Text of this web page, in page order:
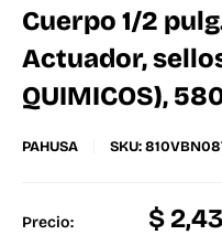
Cuerpo 1/2
Actuador,
QUIMICOS),
PAHUSA SKU:
Precio: $